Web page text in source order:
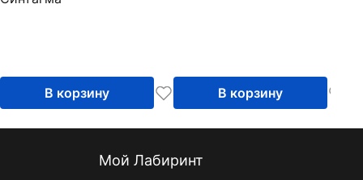
В корзину В корзину
Мой Лабиринт